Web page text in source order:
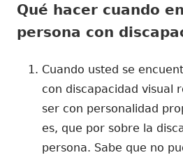
Qué hacer cuando
persona con
Cuando usted se
con discapacidad visual
ser con personalidad
es, que por sobre la
persona. Sabe que no